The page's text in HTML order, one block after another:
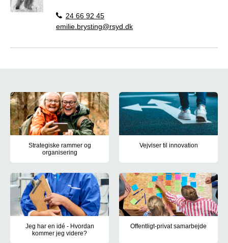
24 66 92 45
emilie.brysting@rsyd.dk
Innovation i Region Syddanmark
Strategiske rammer og
organisering
Vejviser til innovation
Jeg har en idé - Hvordan
kommer jeg videre?
Offentligt-privat samarbejde